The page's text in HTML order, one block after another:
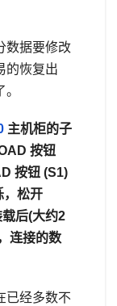
数据要修改
的恢复出
主机柜的子
按钮
按钮 (S1)
，松开
后(大约2
连接的数
已经多数不